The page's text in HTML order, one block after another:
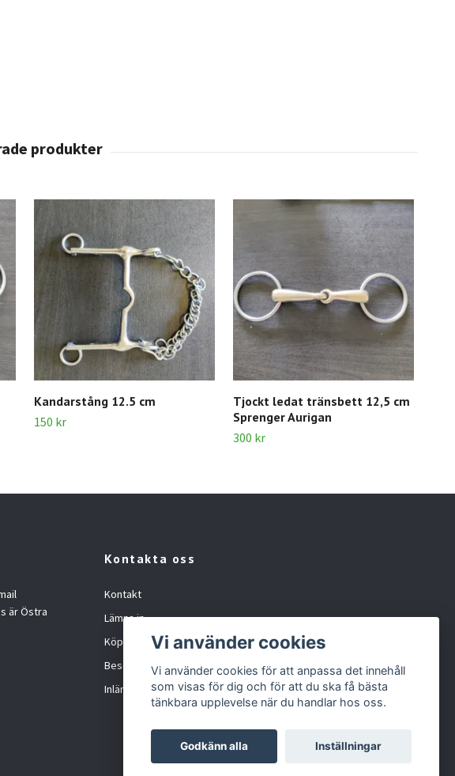
Kandarstång 12.5 cm
150 kr
Tjockt ledat tränsbett 12,5 cm
Sprenger Aurigan
300 kr
är Östra
Kontakta oss
Kontakt
Lämna in
Köpvillkor
Besöka oss
Inlämningskund formulär
Vi använder cookies
Vi använder cookies för att anpassa det innehåll
som visas för dig och för att du ska få bästa
tänkbara upplevelse när du handlar hos oss.
Godkänn alla Inställningar